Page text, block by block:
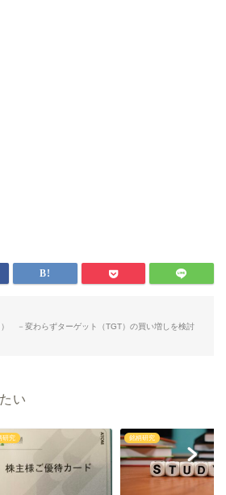
－変わらずターゲット（TGT）の買い増しを検討
い
研究 銘柄研究